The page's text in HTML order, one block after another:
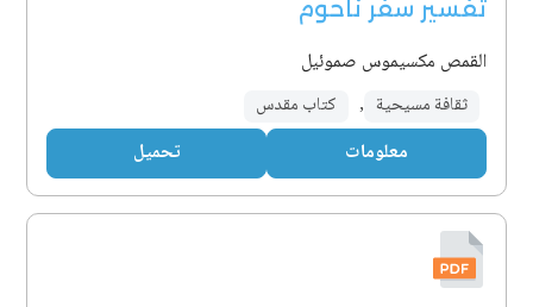
تفسير سفر ناحوم
القمص مكسيموس صموئيل
ثقافة مسيحية , كتاب مقدس
معلومات تحميل